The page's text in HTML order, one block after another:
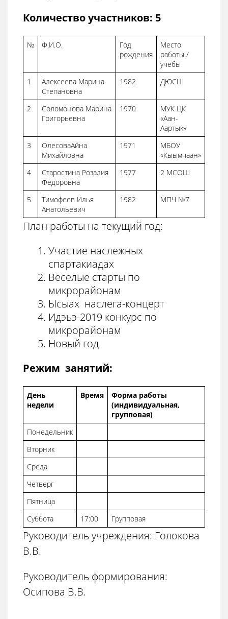
Количество участников: 5
№ Ф.И.О.
Год
рождения
Место
работы /
учебы
1
Алексеева Марина
Степановна
1982 ДЮСШ
2
Соломонова Марина
Григорьевна
1970
МУК ЦК
«Аан-
Аартык»
3
ОлесоваАйна
Михайловна
1971
МБОУ
«Кыымчаан»
4
Старостина Розалия
Федоровна
1977 2 МСОШ
5
Тимофеев Илья
Анатольевич
1982 МПЧ №7
План работы на текущий год:
Участие наслежных
спартакиадах
Веселые старты по
микрорайонам
Ысыах наслега-концерт
Идэьэ-2019 конкурс по
микрорайонам
Новый год
Режим занятий:
День
недели
Время
Форма работы
(индивидуальная,
групповая)
Понедельник
Вторник
Среда
Четверг
Пятница
Суббота
17:00 Групповая
Руководитель учреждения: Голокова
В.В.
Руководитель формирования:
Осипова В.В.